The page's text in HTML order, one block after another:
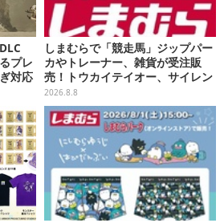
プレ
対応
日配
しまむらで「競走馬」ジップパー
カやトレーナー、雑貨が受注販
売！トウカイテイオー、サイレン
ススズカなど名馬をデザイン
2026.8.8